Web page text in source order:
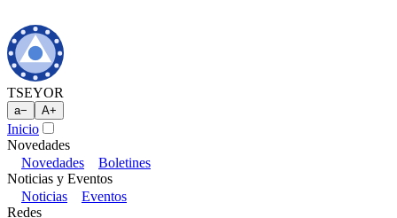
TSEYOR
a− A+
Inicio
Novedades
Novedades
Boletines
Noticias y Eventos
Noticias
Eventos
Redes